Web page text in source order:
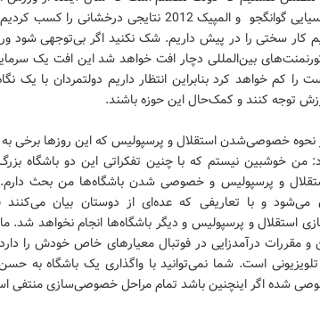
بازی‌های آسیایی گوانگجو و المپیک 2012 نتایجی
کار سختی را در پیش داریم. شک نکنید اگر بی‌توجهی شود
بین‌المللی دچار افت خواهد شد این افت یک
را کم خواهد کرد بنابراین انتظار داریم دولتمردان با یک
توجه کنند و کمک‌حال این حوزه باشند.
نحوه خصوصی‌شدن استقلال و پرسپولیس که این روزها برخی به
من خوشبین‌ نیستم که با چنین تفکراتی این دو باشگاه
و پرسپولیس و خصوصی شدن باشگاه‌ها من بحث دارم.
می‌شود و با تعاریفی که عده‌ای از دوستان بیان
استقلال و پرسپولیس و دیگر باشگاه‌ها انجام نخواهد شد.
و مقررات درآمدزایی در فوتبال معیارهای خاص خودش را
است. شما نمی‌توانید با واگذاری یک باشگاه به
شده اگر اینچنین باشد تمام مراحل خصوصی‌سازی منتفی